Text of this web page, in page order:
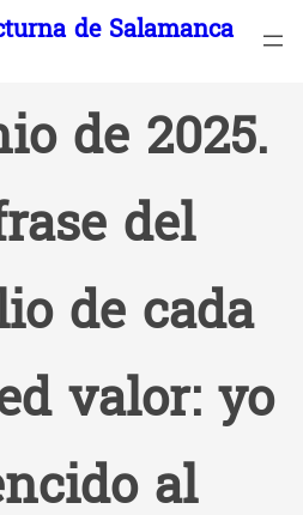
de Salamanca
de 2025.
del
de cada
valor: yo
al